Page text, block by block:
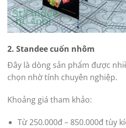
2. Standee cuốn nhôm
Đây là dòng sản phẩm được
chọn nhờ tính chuyên nghiệp.
Khoảng giá tham khảo:
Từ 250.000đ – 850.000đ tùy